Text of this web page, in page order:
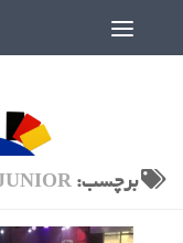
برچسب:JUNIOR